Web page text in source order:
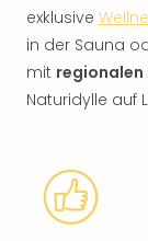
exklusive
in der Sauna
mit
Naturidylle auf